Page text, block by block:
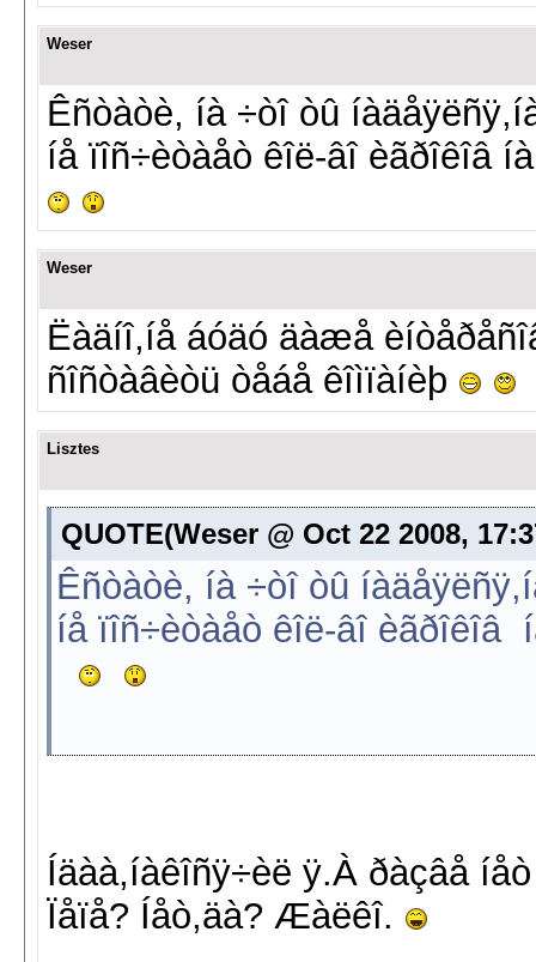
Weser
Êñòàòè, íà ÷òî òû
íå ïîñ÷èòàåò êîë-âî èãðîêîâ
Weser
Ëàäíî,íå áóäó äàæå
ñîñòàâèòü òåáå êîìïàíèþ
Lisztes
QUOTE(Weser @ Oct 22 2008,
Êñòàòè, íà ÷òî òû
íå ïîñ÷èòàåò êîë-âî èãðîêîâ
Íäàà,íàêîñÿ÷èë ÿ.À ðàçâå
Ïåïå? Íåò,äà? Æàëêî.